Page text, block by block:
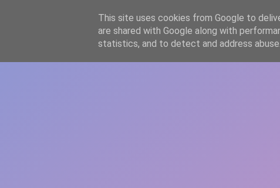
WWW.GAZISTI.RO
This site uses cookies from Google to
are shared with Google along with
statistics, and to detect and address abuse.